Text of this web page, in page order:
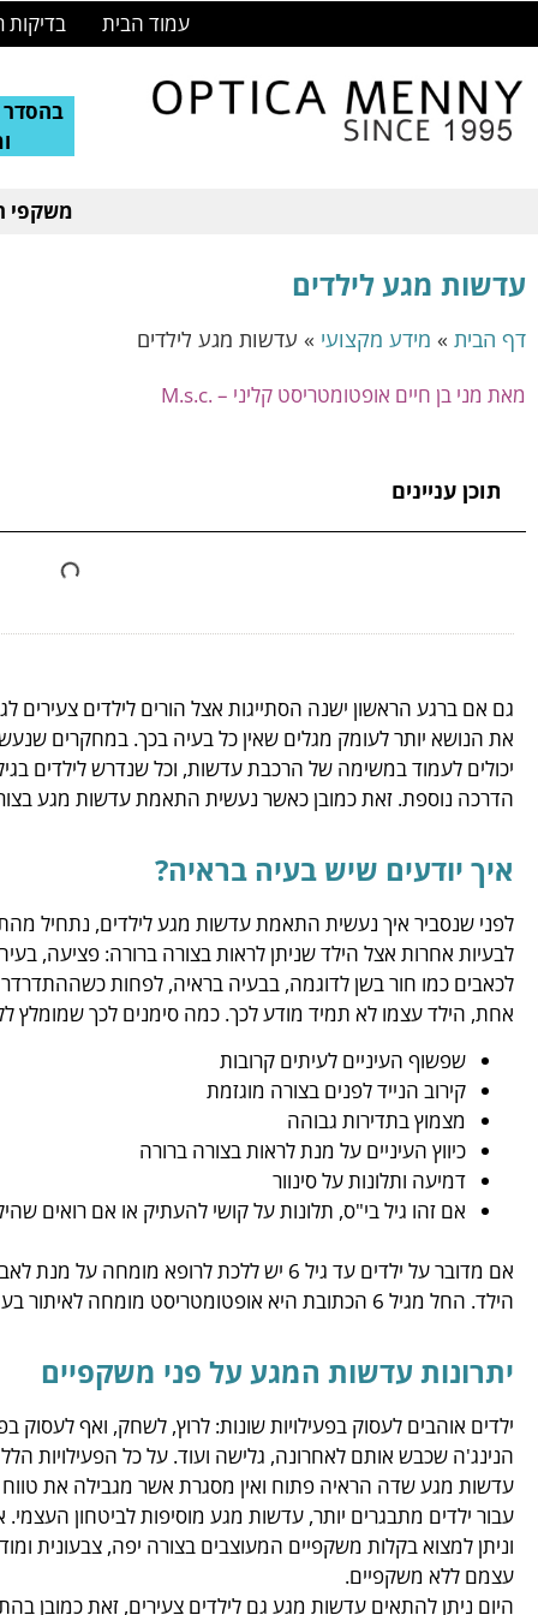
עמוד הבית בדיקות
בהסדר
משקפי
עדשות מגע לילדים
דף הבית » מידע מקצועי » עדשות מגע לילדים
מאת מני בן חיים אופטומטריסט קליני – .M.s.c
תוכן עניינים
גם אם ברגע הראשון ישנה הסתייגות אצל הורים לילדים
הדרכה נוספת. זאת כמובן כאשר נעשית התאמת עדשות מגע
איך יודעים שיש בעיה בראיה?
לפני שנסביר איך נעשית התאמת עדשות מגע לילדים, נתחיל
לבעיות אחרות אצל הילד שניתן לראות בצורה ברורה: פציעה,
לכאבים כמו חור בשן לדוגמה, בבעיה בראיה, לפחות
אחת, הילד עצמו לא תמיד מודע לכך. כמה סימנים לכך שמומלץ
שפשוף העיניים לעיתים קרובות
קירוב הנייד לפנים בצורה מוגזמת
מצמוץ בתדירות גבוהה
כיווץ העיניים על מנת לראות בצורה ברורה
דמיעה ותלונות על סינוור
אם זהו גיל בי"ס, תלונות על קושי להעתיק או אם רואים
אם מדובר על ילדים עד גיל 6 יש ללכת לרופא
הילד. החל מגיל 6 הכתובת היא אופטומטריסט מומחה לאיתור בעיות והתאמת הטיפול.
יתרונות עדשות המגע על פני משקפיים
ילדים אוהבים לעסוק בפעילויות שונות: לרוץ, לשחק, ואף לעסוק
הנינג'ה שכבש אותם לאחרונה, גלישה ועוד. על כל הפעילויות
עדשות מגע שדה הראיה פתוח ואין מסגרת אשר מגבילה את
עבור ילדים מתבגרים יותר, עדשות מגע מוסיפות לביטחון
וניתן למצוא בקלות משקפיים המעוצבים בצורה יפה, צבעונית
עצמם ללא משקפיים.
היום ניתן להתאים עדשות מגע גם לילדים צעירים, זאת כמובן